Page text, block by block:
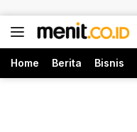
Home Berita Bisnis